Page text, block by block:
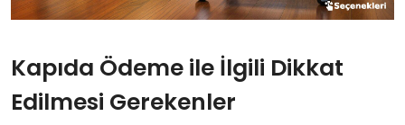
Kapıda Ödeme ile İlgili Dikkat
Edilmesi Gerekenler